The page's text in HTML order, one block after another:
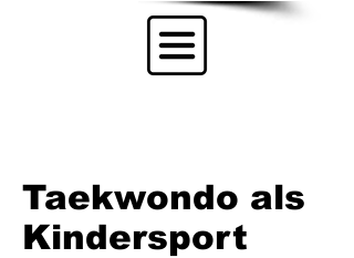
Taekwondo als
Kindersport